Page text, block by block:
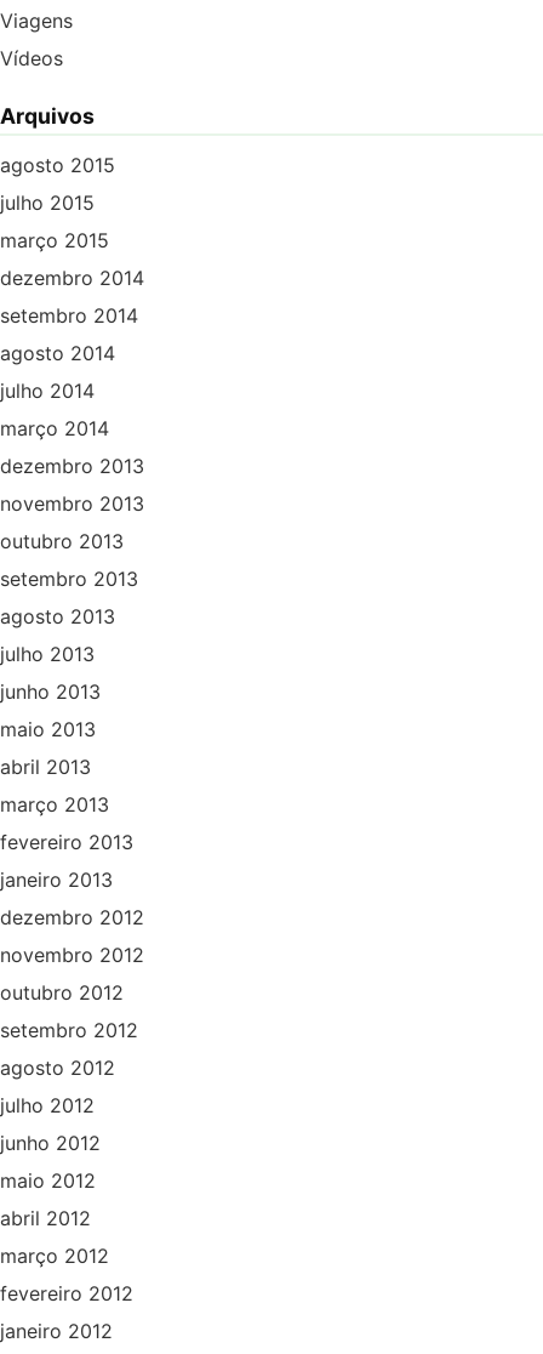
Viagens
Vídeos
Arquivos
agosto 2015
julho 2015
março 2015
dezembro 2014
setembro 2014
agosto 2014
julho 2014
março 2014
dezembro 2013
novembro 2013
outubro 2013
setembro 2013
agosto 2013
julho 2013
junho 2013
maio 2013
abril 2013
março 2013
fevereiro 2013
janeiro 2013
dezembro 2012
novembro 2012
outubro 2012
setembro 2012
agosto 2012
julho 2012
junho 2012
maio 2012
abril 2012
março 2012
fevereiro 2012
janeiro 2012